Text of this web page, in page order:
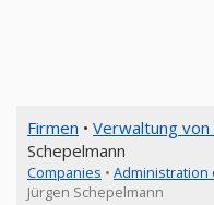
Firmen • Verwaltung
Schepelmann
Companies • Administration
Jürgen Schepelmann